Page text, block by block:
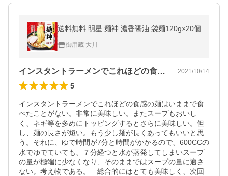
送料無料 明星 麺神 濃香醤油 袋麺120g×20個
御用蔵 大川
インスタントラーメンでこれほどの食感の… 2021/10/14
5
インスタントラーメンでこれほどの食感の麺はいままで食
べたことがない。非常に美味しい。またスープもおいし
く、ネギ等を多めにトッピングするとさらに美味しい。但
し、麺の長さが短い。もう少し麺が長くあってもいいと思
う。それに、ゆで時間が7分と時間がかかるので、600CCの
水でゆでていても、７分経つと水が蒸発してしまいスープ
の量が極端に少なくなり、そのままではスープの量に適さ
ない。考え物である。　総合的にはとても美味しく、次回